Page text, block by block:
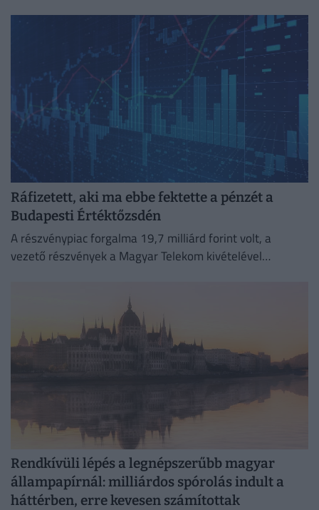
Ráfizetett, aki ma ebbe fektette a pénzét a
Budapesti Értéktőzsdén
A részvénypiac forgalma 19,7 milliárd forint volt, a
vezető részvények a Magyar Telekom kivételével
Rendkívüli lépés a legnépszerűbb magyar
állampapírnál: milliárdos spórolás indult a
háttérben, erre kevesen számítottak